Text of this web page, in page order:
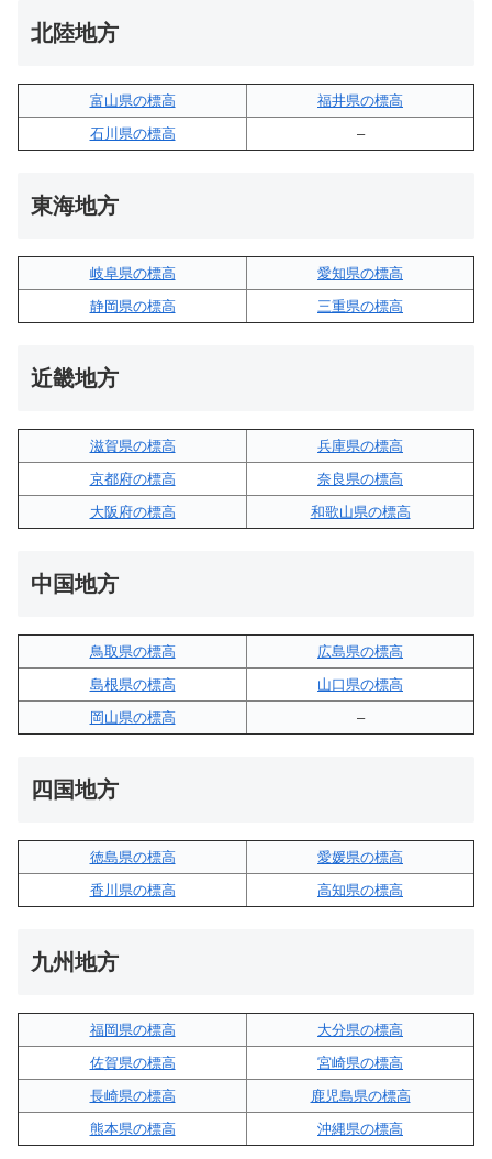
北陸地方
富山県の標高
福井県の標高
石川県の標高
–
東海地方
岐阜県の標高
愛知県の標高
静岡県の標高
三重県の標高
近畿地方
滋賀県の標高
兵庫県の標高
京都府の標高
奈良県の標高
大阪府の標高
和歌山県の標高
中国地方
鳥取県の標高
広島県の標高
島根県の標高
山口県の標高
岡山県の標高
–
四国地方
徳島県の標高
愛媛県の標高
香川県の標高
高知県の標高
九州地方
福岡県の標高
大分県の標高
佐賀県の標高
宮崎県の標高
長崎県の標高
鹿児島県の標高
熊本県の標高
沖縄県の標高